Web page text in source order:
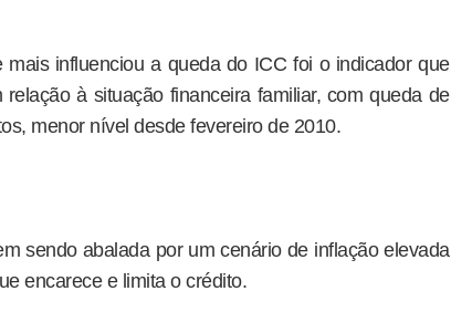
influenciou a queda do ICC foi o indicador que
à situação financeira familiar, com queda de
menor nível desde fevereiro de 2010.
sendo abalada por um cenário de inflação elevada
encarece e limita o crédito.